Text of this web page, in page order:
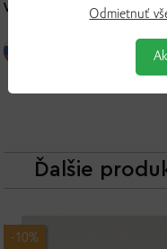
VÝROBCA: VILÁGI
Ďalšie
-10%
Odmietnuť